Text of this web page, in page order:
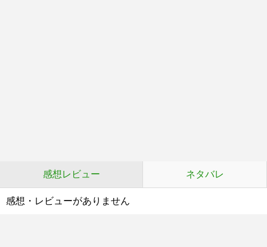
感想レビュー ネタバレ
感想・レビューがありません